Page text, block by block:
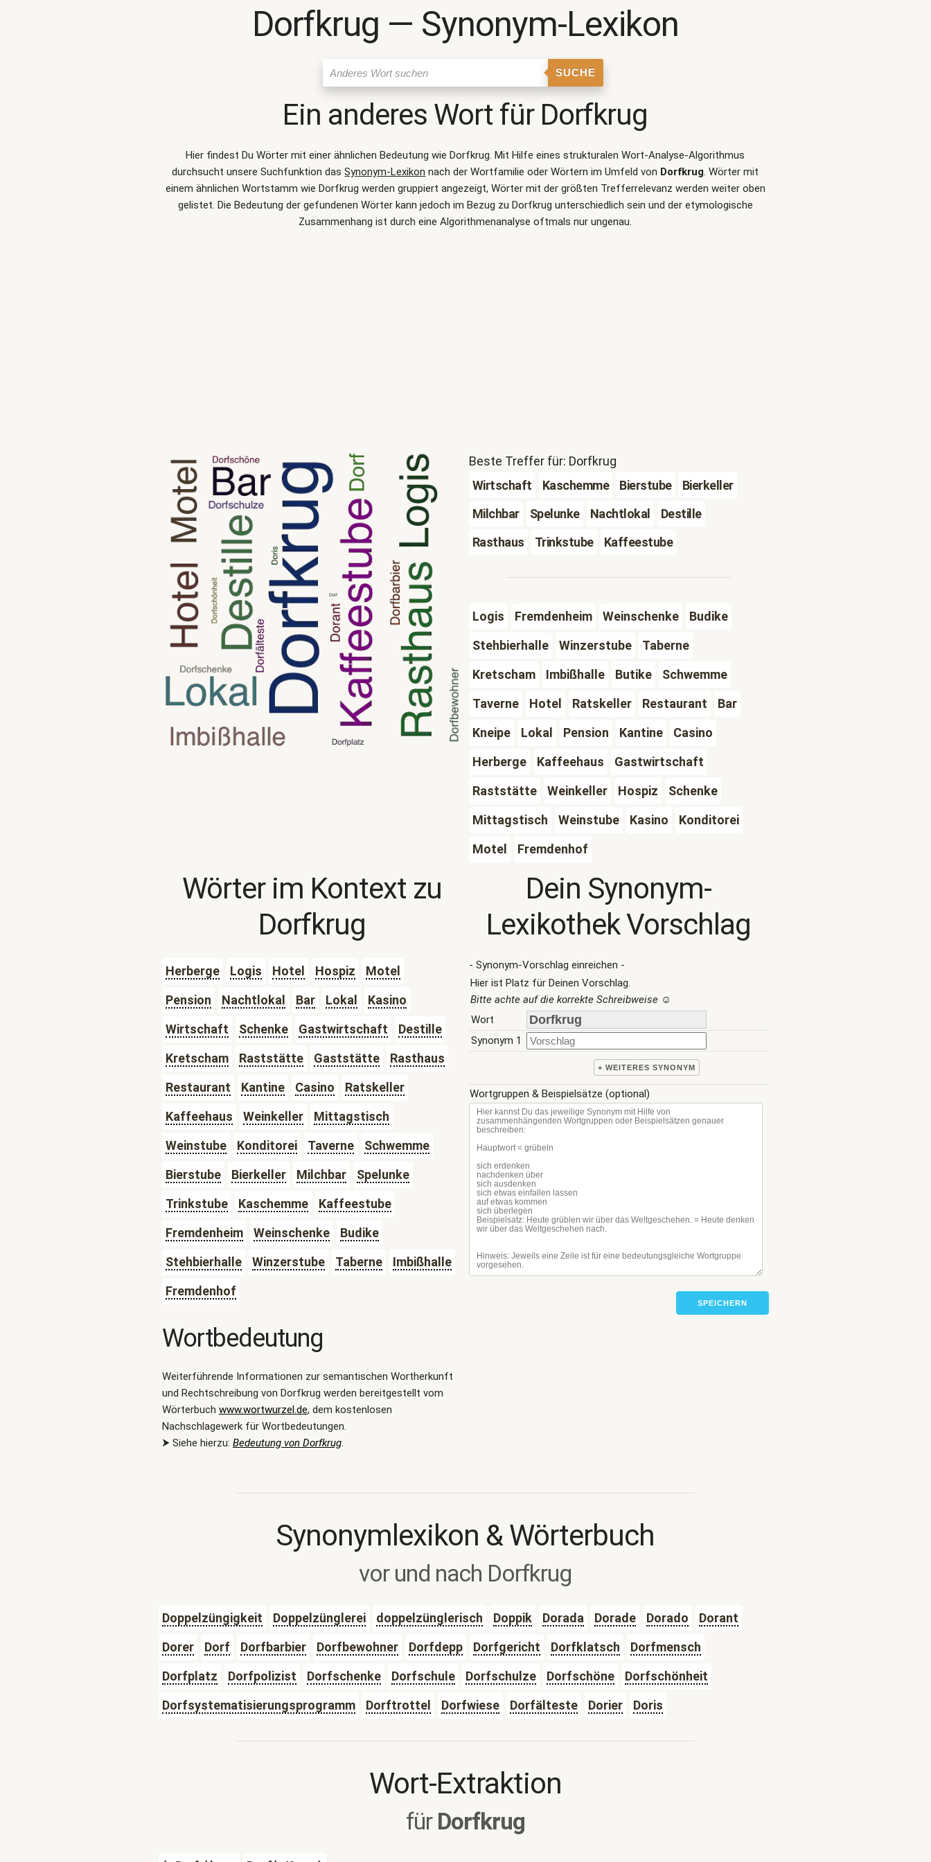
Dorfkrug ― Synonym-Lexikon
SUCHE
Ein anderes Wort für Dorfkrug
Hier findest Du Wörter mit einer ähnlichen Bedeutung wieDorfkrug. Mit Hilfe eines strukturalen Wort-Analyse-Algorithmus
durchsucht unsere Suchfunktion dasSynonym-Lexikon nach der Wortfamilie oder Wörtern im Umfeld von Dorfkrug. Wörter mit
einem ähnlichen Wortstamm wie Dorfkrug werden gruppiert angezeigt, Wörter mit der größten Trefferrelevanz werden weiter oben
gelistet. Die Bedeutung der gefundenen Wörter kann jedoch im Bezug zu Dorfkrug unterschiedlich sein und der etymologische
Zusammenhang ist durch eine Algorithmenanalyse oftmals nur ungenau.
Beste Treffer für: Dorfkrug
Wirtschaft
Kaschemme Bierstube
Bierkeller
Milchbar
Spelunke Nachtlokal
Destille
Rasthaus
Trinkstube Kaffeestube
Logis Fremdenheim Weinschenke
Budike
Stehbierhalle
Winzerstube
Taberne
Kretscham
Imbißhalle Butike
Schwemme
Taverne
Hotel Ratskeller Restaurant
Bar
Kneipe
Lokal Pension Kantine
Casino
Herberge
Kaffeehaus
Gastwirtschaft
Raststätte
Weinkeller Hospiz
Schenke
Mittagstisch
Weinstube Kasino
Konditorei
Motel
Fremdenhof
Wörter im Kontext zu
Dorfkrug
Herberge Logis Hotel Hospiz
Motel
Pension
Nachtlokal Bar Lokal
Kasino
Wirtschaft
Schenke Gastwirtschaft
Destille
Kretscham
Raststätte Gaststätte
Rasthaus
Restaurant
Kantine Casino
Ratskeller
Kaffeehaus
Weinkeller
Mittagstisch
Weinstube
Konditorei Taverne
Schwemme
Bierstube
Bierkeller Milchbar
Spelunke
Trinkstube
Kaschemme
Kaffeestube
Fremdenheim
Weinschenke
Budike
Stehbierhalle
Winzerstube Taberne
Imbißhalle
Fremdenhof
Wortbedeutung
Weiterführende Informationen zur semantischen Wortherkunft
und Rechtschreibung von Dorfkrug werden bereitgestellt vom
Wörterbuch www.wortwurzel.de, dem kostenlosen
Nachschlagewerk für Wortbedeutungen.
⮞ Siehe hierzu: Bedeutung von Dorfkrug.
Dein Synonym-
Lexikothek Vorschlag
- Synonym-Vorschlag einreichen -
Hier ist Platz für Deinen Vorschlag.
Bitte achte auf die korrekte Schreibweise☺
Wort
Synonym 1
+ WEITERES SYNONYM
Wortgruppen & Beispielsätze (optional)
SPEICHERN
Synonymlexikon & Wörterbuch
vor und nach Dorfkrug
Doppelzüngigkeit Doppelzünglerei doppelzünglerisch Doppik Dorada Dorade Dorado
Dorant
Dorer
Dorf Dorfbarbier Dorfbewohner Dorfdepp Dorfgericht Dorfklatsch
Dorfmensch
Dorfplatz
Dorfpolizist Dorfschenke Dorfschule Dorfschulze Dorfschöne
Dorfschönheit
Dorfsystematisierungsprogramm
Dorftrottel Dorfwiese Dorfälteste Dorier Doris
Wort-Extraktion
für Dorfkrug